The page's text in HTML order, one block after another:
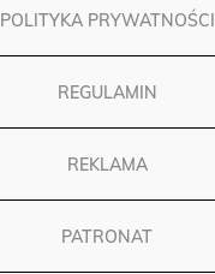
POLITYKA PRYWATNOŚCI
REGULAMIN
REKLAMA
PATRONAT